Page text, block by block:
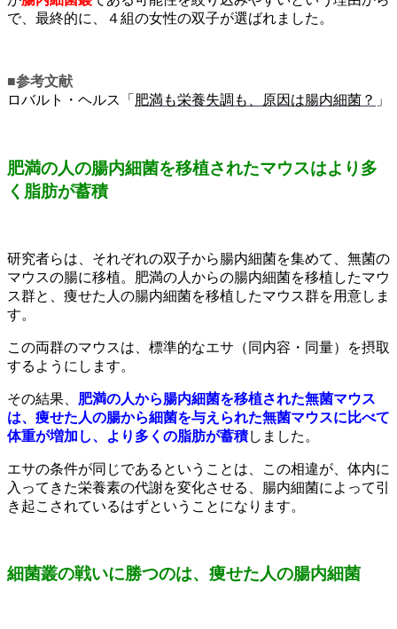
で、最終的に、４組の女性の双子が選ばれました。
■参考文献
ロバルト・ヘルス「 肥満も栄養失調も、原因は腸内細菌？ 」
肥満の人の腸内細菌を移植されたマウスはより多
く脂肪が蓄積
研究者らは、それぞれの双子から腸内細菌を集めて、無菌の
マウスの腸に移植。肥満の人からの腸内細菌を移植したマウ
ス群と、痩せた人の腸内細菌を移植したマウス群を用意しま
す。
この両群のマウスは、標準的なエサ（同内容・同量）を摂取
するようにします。
その結果、 肥満の人から腸内細菌を移植された無菌マウス
は、痩せた人の腸から細菌を与えられた無菌マウスに比べて
体重が増加し、より多くの脂肪が蓄積しました。
エサの条件が同じであるということは、この相違が、体内に
入ってきた栄養素の代謝を変化させる、腸内細菌によって引
き起こされているはずということになります。
細菌叢の戦いに勝つのは、痩せた人の腸内細菌